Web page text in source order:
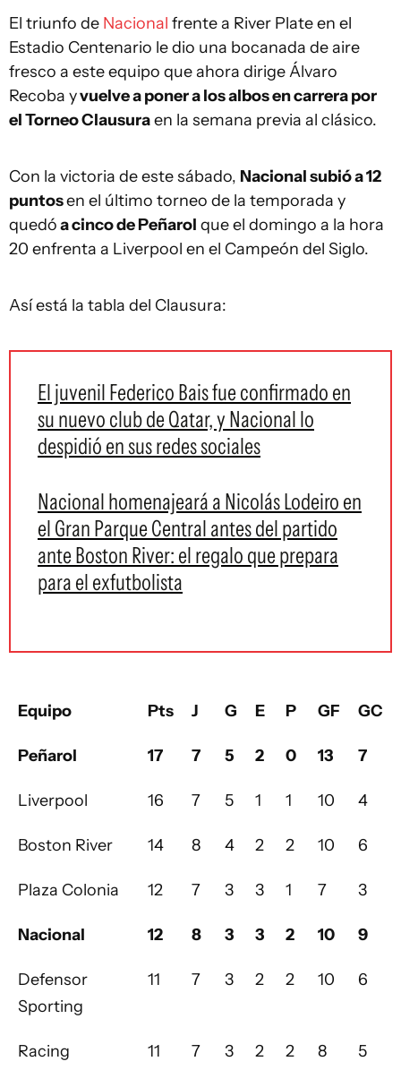
El triunfo de Nacional frente a River Plate en el
Estadio Centenario le dio una bocanada de aire
fresco a este equipo que ahora dirige Álvaro
Recoba yvuelve a poner a los albos en carrera por
el Torneo Clausuraen la semana previa al clásico.
Con la victoria de este sábado, Nacional subió a 12
puntosen el último torneo de la temporada y
quedóa cinco de Peñarol que el domingo a la hora
20 enfrenta a Liverpool en el Campeón del Siglo.
Así está la tabla del Clausura:
El juvenil Federico Bais fue confirmado en
su nuevo club de Qatar, y Nacional lo
despidió en sus redes sociales
Nacional homenajeará a Nicolás Lodeiro en
el Gran Parque Central antes del partido
ante Boston River: el regalo que prepara
para el exfutbolista
Equipo Pts J G E P GF GC
Peñarol 17 7 5 2 0 13 7
Liverpool 16 7 5 1 1 10 4
Boston River 14 8 4 2 2 10 6
Plaza Colonia 12 7 3 3 1 7 3
Nacional 12 8 3 3 2 10 9
Defensor
Sporting
11 7 3 2 2 10 6
Racing 11 7 3 2 2 8 5